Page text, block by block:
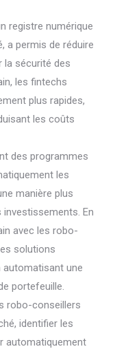
registre numérique
a permis de réduire
la sécurité des
les fintechs
plus rapides,
les coûts
des programmes
les
manière plus
En
avec les robo-
solutions
automatisant une
portefeuille.
robo-conseillers
identifier les
automatiquement